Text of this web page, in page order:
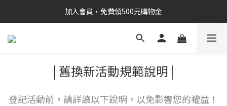
加入會員，免費領500元購物金
| 舊換新活動規範說明 |
登記活動前，請詳讀以下說明，以免影響您的權益！